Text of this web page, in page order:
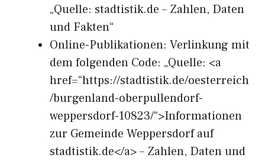
„Quelle: stadtistik.de – Zahlen, Daten
und Fakten“
Online-Publikationen: Verlinkung mit
dem folgenden Code: „Quelle: <a
href=“https://stadtistik.de/oesterreich
/burgenland-oberpullendorf-
weppersdorf-10823/“>Informationen
zur Gemeinde Weppersdorf auf
stadtistik.de</a> – Zahlen, Daten und